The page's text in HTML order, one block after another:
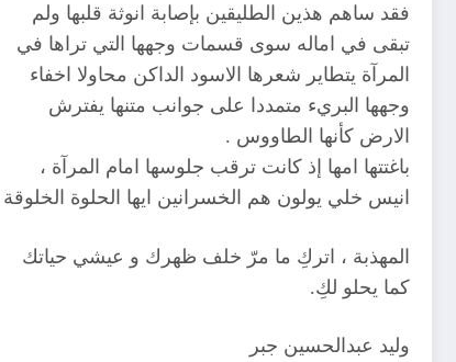
فقد ساهم هذين الطليقين بإصابة انوثة قلبها ولم
تبقى في اماله سوى قسمات وجهها التي تراها في
المرآة يتطاير شعرها الاسود الداكن محاولا اخفاء
وجهها البريء متمددا على جوانب متنها يفترش
الارض كأنها الطاووس .
باغتتها امها إذ كانت ترقب جلوسها امام المرآة ،
انيس خلي يولون هم الخسرانين ايها الحلوة الخلوقة
المهذبة ، اتركِ ما مرّ خلف ظهرك و عيشي حياتك
كما يحلو لكِ.
وليد عبدالحسين جبر